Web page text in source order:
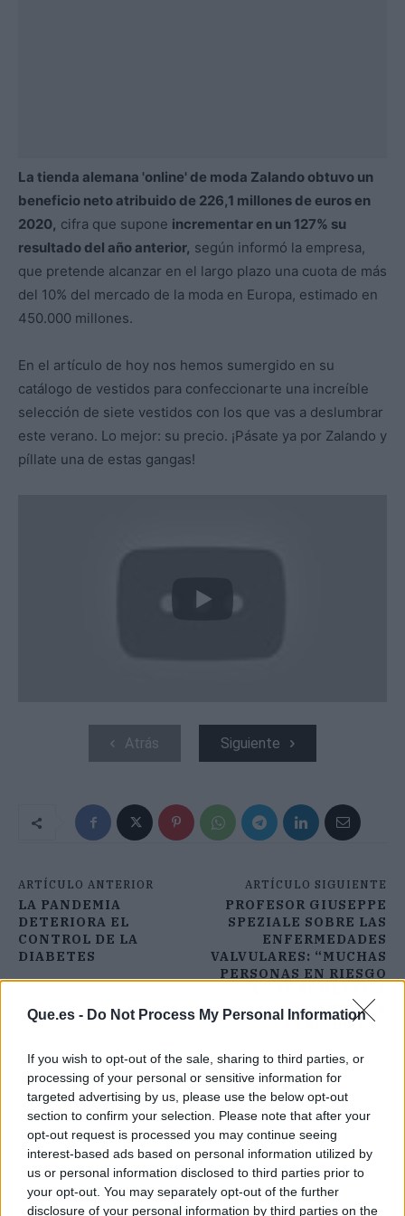
Que.es - Do Not Process My Personal Information
If you wish to opt-out of the sale, sharing to third parties, or
processing of your personal or sensitive information for
targeted advertising by us, please use the below opt-out
section to confirm your selection. Please note that after your
opt-out request is processed you may continue seeing
interest-based ads based on personal information utilized by
us or personal information disclosed to third parties prior to
your opt-out. You may separately opt-out of the further
disclosure of your personal information by third parties on the
La tienda alemana 'online' de moda Zalando obtuvo un
beneficio neto atribuido de 226,1 millones de euros en
2020, cifra que supone incrementar en un 127% su
resultado del año anterior, según informó la empresa,
que pretende alcanzar en el largo plazo una cuota de más
del 10% del mercado de la moda en Europa, estimado en
450.000 millones.
En el artículo de hoy nos hemos sumergido en su
catálogo de vestidos para confeccionarte una increíble
selección de siete vestidos con los que vas a deslumbrar
este verano. Lo mejor: su precio. ¡Pásate ya por Zalando y
píllate una de estas gangas!
Atrás Siguiente
ARTÍCULO ANTERIOR
LA PANDEMIA
DETERIORA EL
CONTROL DE LA
DIABETES
ARTÍCULO SIGUIENTE
PROFESOR GIUSEPPE
SPEZIALE SOBRE LAS
ENFERMEDADES
VALVULARES: “MUCHAS
PERSONAS EN RIESGO
CONTROLES
PERIÓDICOS”